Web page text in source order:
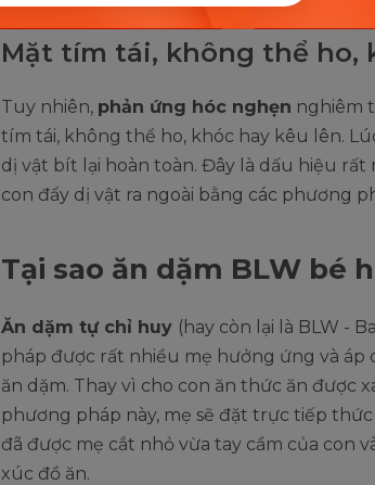
Mặt tím tái, không thể ho,
Tuy nhiên, phản ứng hóc nghẹn nghiêm
tím tái, không thể ho, khóc hay kêu lên.
dị vật bít lại hoàn toàn. Đây là dấu hiệu
con đẩy dị vật ra ngoài bằng các phương
Tại sao ăn dặm BLW bé
Ăn dặm tự chỉ huy (hay còn lại là BLW -
pháp được rất nhiều mẹ hưởng ứng và
ăn dặm. Thay vì cho con ăn thức ăn được
phương pháp này, mẹ sẽ đặt trực tiếp
đã được mẹ cắt nhỏ vừa tay cầm của con
xúc đồ ăn.